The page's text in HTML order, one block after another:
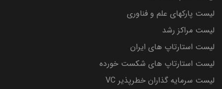
لیست پارکهای علم و فناوری
لیست مراکز رشد
لیست استارتاپ های ایران
لیست استارتاپ های شکست خورده
لیست سرمایه گذاران خطرپذیر VC